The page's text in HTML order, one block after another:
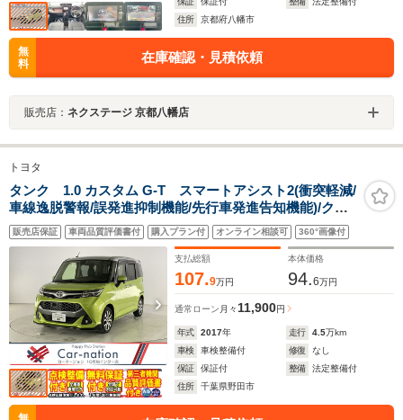
住所
京都府八幡市
無
料
在庫確認・見積依頼
販売店： ネクステージ 京都八幡店
トヨタ
タンク 1.0 カスタム G-T スマートアシスト2(衝突軽減/
車線逸脱警報/誤発進抑制機能/先行車発進告知機能)/クル
コン/両側電動スライド/LEDヘッド/シートヒーター/DOP
純正9型ナビ/DVD再生/フルセグTV/Bluetooth/Bカメ
ラ/ETC/純正ドラレコ
販売店保証 車両品質評価書付 購入プラン付 オンライン相談可 360°画像付
支払総額
107.9万円
本体価格
94.6万円
通常ローン 月々 11,900円
年式 2017年 走行 4.5万km
車検
車検整備付 修復
なし
保証
保証付 整備
法定整備付
住所
千葉県野田市